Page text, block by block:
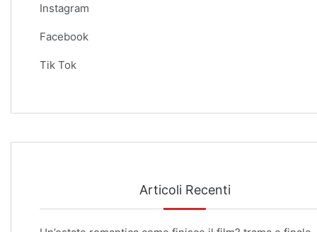
Instagram
Facebook
Tik Tok
Articoli Recenti